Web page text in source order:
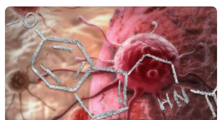
ADN:
los
científicos
descubren
un
nuevo
y
sorprendente
efecto
de
la
melatonina